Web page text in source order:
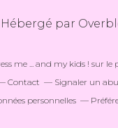
par
me ... and my kids ! sur le
Contact Signaler un
personnelles